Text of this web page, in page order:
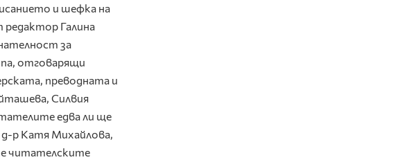
и шефка на
Галина
за
отговарящи
преводната и
Силвия
едва ли ще
р Катя Михайлова,
читателските